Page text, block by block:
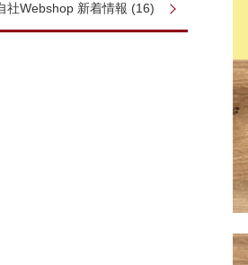
社Webshop 新着情報 (16)